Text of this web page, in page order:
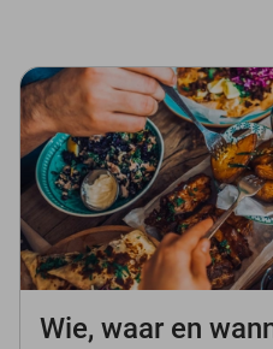
Wie, waar en